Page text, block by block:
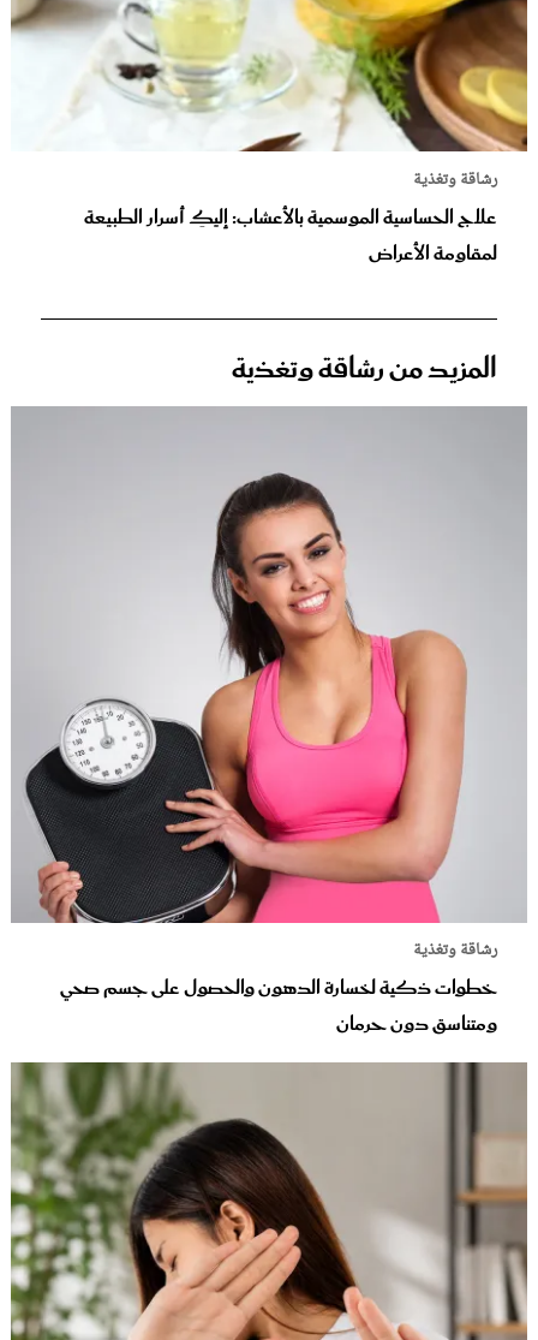
رشاقة وتغذية
علاج الحساسية الموسمية بالأعشاب: إليكِ أسرار الطبيعة
لمقاومة الأعراض
المزيد من رشاقة وتغذية
رشاقة وتغذية
خطوات ذكية لخسارة الدهون والحصول على جسم صحي
ومتناسق دون حرمان